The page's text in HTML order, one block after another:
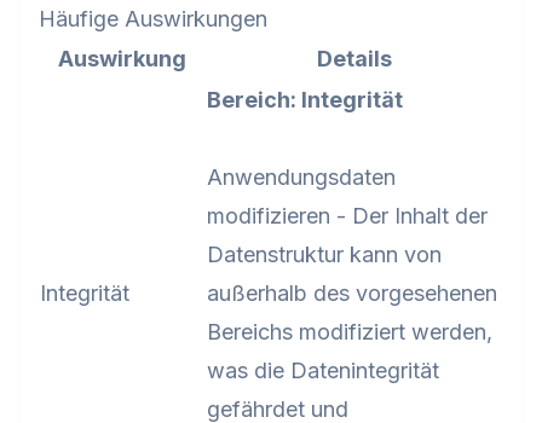
Häufige Auswirkungen
Auswirkung
Details
Integrität
Bereich: Integrität
Anwendungsdaten
modifizieren - Der Inhalt der
Datenstruktur kann von
außerhalb des vorgesehenen
Bereichs modifiziert werden,
was die Datenintegrität
gefährdet und